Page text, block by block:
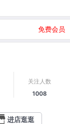
免费会员
关注人数
1008
进店逛逛